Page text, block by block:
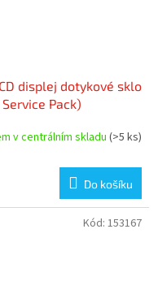
displej dotykové sklo
Pack)
v centrálním skladu(>5 ks)
Do košíku
Kód: 153167